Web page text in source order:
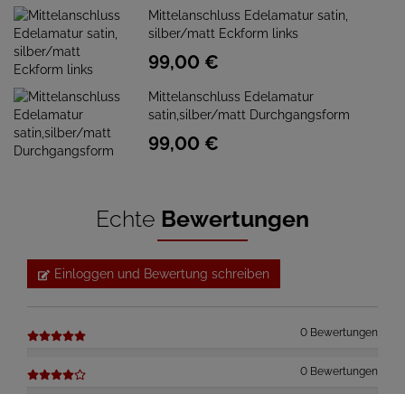
Mittelanschluss Edelamatur satin,
silber/matt Eckform links
99,00 €
Mittelanschluss Edelamatur
satin,silber/matt Durchgangsform
99,00 €
Echte Bewertungen
Einloggen und Bewertung schreiben
0 Bewertungen
0 Bewertungen